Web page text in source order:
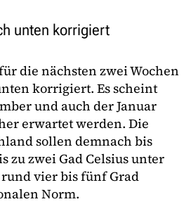
unten korrigiert
die nächsten zwei Wochen
korrigiert. Es scheint
und auch der Januar
erwartet werden. Die
sollen demnach bis
zu zwei Gad Celsius unter
vier bis fünf Grad
Norm.